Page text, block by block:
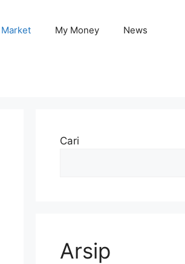
Market My Money News
Cari
Arsip